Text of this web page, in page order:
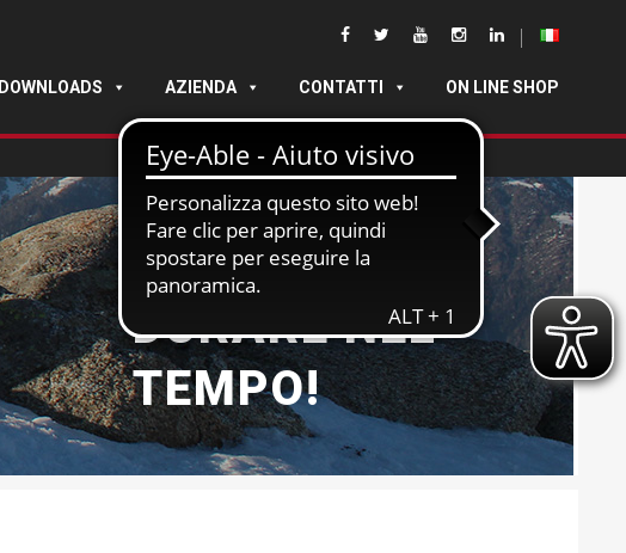
DOWNLOADS AZIENDA CONTATTI ON LINE SHOP
NATE PER
DURARE NEL
TEMPO!